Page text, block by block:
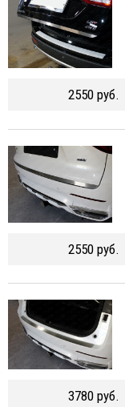
2550 руб.
2550 руб.
3780 руб.